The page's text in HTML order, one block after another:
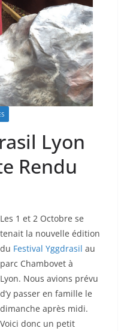
Lyon
Rendu
Les 1 et 2 Octobre se
tenait la nouvelle édition
du Festival Yggdrasil au
parc Chambovet à
Lyon. Nous avions prévu
d’y passer en famille le
dimanche après midi.
Voici donc un petit